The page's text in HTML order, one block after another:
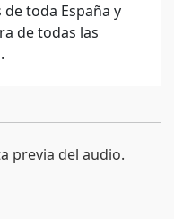
toda España y
de todas las